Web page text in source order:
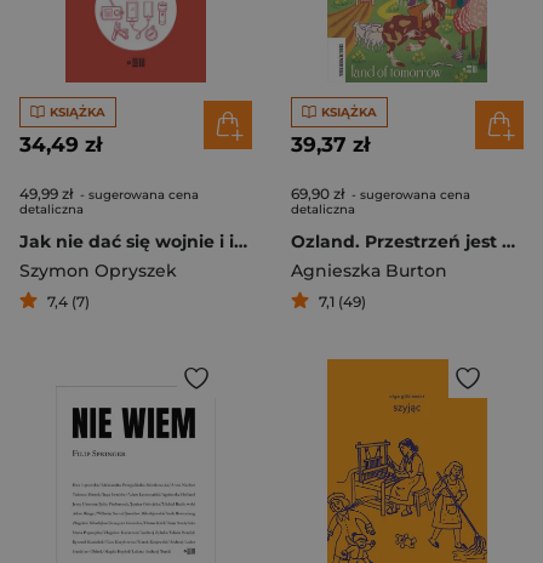
KSIĄŻKA
34,49 zł
49,99 zł - sugerowana cena
detaliczna
Jak nie dać się wojnie i innym kryzysom. Lekcja z Finlandii
Szymon Opryszek
7,4 (7)
KSIĄŻKA
39,37 zł
69,90 zł - sugerowana cena
detaliczna
Ozland. Przestrzeń jest wszystkim
Agnieszka Burton
7,1 (49)